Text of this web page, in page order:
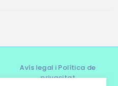
Avís legal i Política de
privacitat